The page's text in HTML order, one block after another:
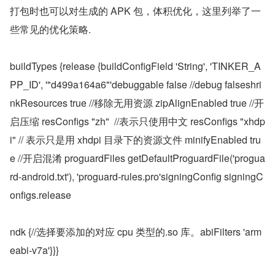
打包时也可以对生成的 APK 包，体积优化，这里列举了一
些常见的优化策略.
buildTypes {release {buildConfigField 'String', 'TINKER_A
PP_ID', '"d499a164a6"'debuggable false //debug falseshri
nkResources true //移除无用资源 zipAlignEnabled true //开
启压缩 resConfigs "zh"  //表示只使用中文 resConfigs "xhdp
i" // 表示只是用 xhdpi 目录下的资源文件 minifyEnabled tru
e //开启混淆 proguardFiles getDefaultProguardFile('progua
rd-android.txt'), 'proguard-rules.pro'signingConfig signingC
onfigs.release
ndk {//选择要添加的对应 cpu 类型的.so 库。abiFilters 'arm
eabi-v7a'}}}